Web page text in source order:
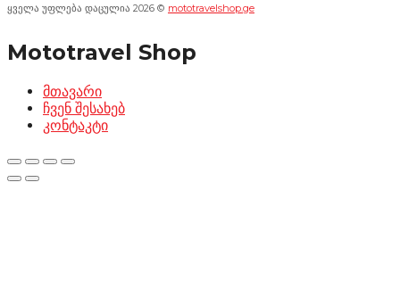
ყველა უფლება დაცულია 2026 © mototravelshop.ge
Mototravel Shop
მთავარი
ჩვენ შესახებ
კონტაკტი